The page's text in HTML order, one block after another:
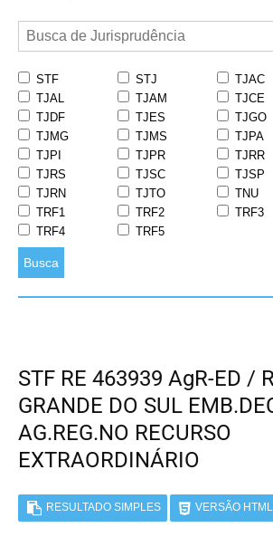
STF STJ
TJAC
TJAL
TJAM
TJCE
TJDF
TJES
TJGO
TJMG
TJMS
TJPA
TJPI
TJPR
TJRR
TJRS
TJSC
TJSP
TJRN
TJTO
TNU
TRF1
TRF2
TRF3
TRF4
TRF5
Busca
STF RE 463939 AgR-ED /
GRANDE DO SUL
AG.REG.NO RECURSO
EXTRAORDINÁRIO
RESULTADO SIMPLES VERSÃO HTML